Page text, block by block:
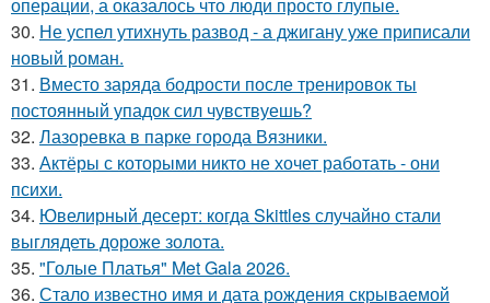
30. Не успел утихнуть развод - а джигану уже приписали
новый роман.
31. Вместо заряда бодрости после тренировок ты
постоянный упадок сил чувствуешь?
32. Лазоревка в парке города Вязники.
33. Актёры с которыми никто не хочет работать - они
психи.
34. Ювелирный десерт: когда Skittles случайно стали
выглядеть дороже золота.
35. "Голые Платья" Met Gala 2026.
36. Стало известно имя и дата рождения скрываемой